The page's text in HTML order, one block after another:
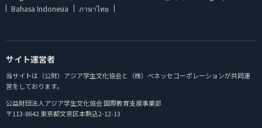
Bahasa Indonesia
ภาษาไทย
サイト運営者
当サイトは（公財）アジア学生文化協会と（株）ベネッセコーポレーションが共同運
営をしております。
公益財団法人アジア学生文化協会 国際教育支援事業部
〒113-8642 東京都文京区本駒込2-12-13